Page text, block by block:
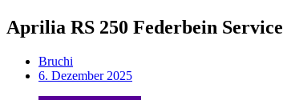
Aprilia RS 250 Federbein Service
Bruchi
6. Dezember 2025